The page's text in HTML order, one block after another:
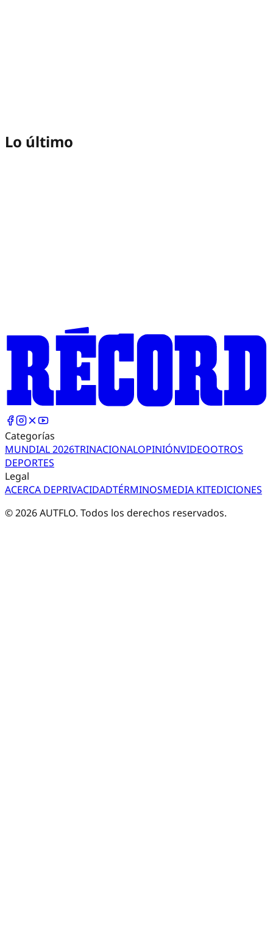
Lo último
Categorías
MUNDIAL 2026TRINACIONALOPINIÓNVIDEOOTROS
DEPORTES
Legal
ACERCA DEPRIVACIDADTÉRMINOSMEDIA KITEDICIONES
©2026AUTFLO. Todos los derechos reservados.